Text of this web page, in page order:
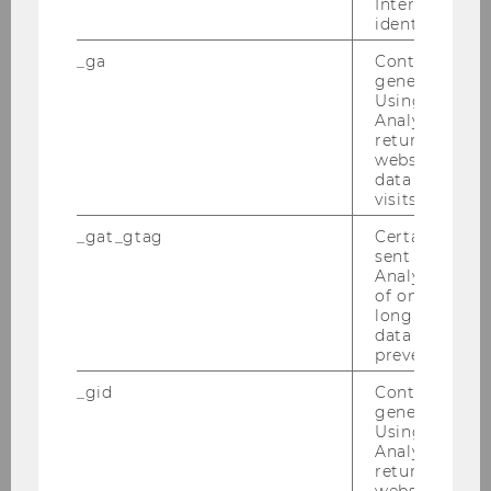
Wenn du dir nicht si­cher bist, ob du zur Ziel­
grup­pe des Be­A­ble Pro­gramms ge­hörst, steht
​​​​​​​ gerne zur Ver­fü­gung, um deine
Interessen zu
identifizieren.
_ga
Contains a
generated
Using this
Analytics can
returning
website and
data from
visits.
_gat_gtag
Certain data
sent to
Analytics a
of once per
long as it is
data
prevented.
_gid
Contains a
generated
Using this
Analytics can
returning